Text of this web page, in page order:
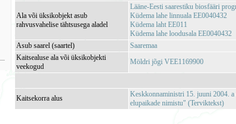
Ala või üksikobjekt asub
rahvusvahelise tähtsusega aladel
Lääne-Eesti saarestiku biosfääri
Küdema lahe linnuala EE0040432
Küdema laht EE011
Küdema lahe loodusala EE0040432
Asub saarel (saartel)
Saaremaa
Kaitsealuse ala või üksikobjekti
veekogud
Möldri jõgi VEE1169900
Kaitsekorra alus
Keskkonnaministri 15. juuni 2004.
elupaikade nimistu" (Terviktekst)